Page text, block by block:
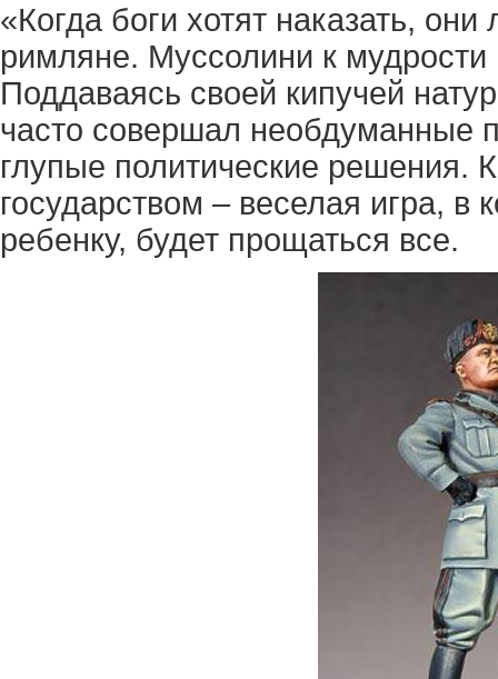
«Когда боги хотят наказать,
римляне. Муссолини к
Поддаваясь своей кипучей
часто совершал необдуманные
глупые политические решения.
государством – веселая игра, в
ребенку, будет прощаться все.